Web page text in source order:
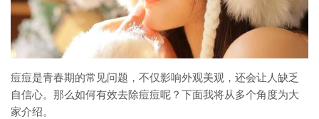
痘痘是青春期的常见问题，不仅影响外观美观，还会让人缺乏
自信心。那么如何有效去除痘痘呢？下面我将从多个角度为大
家介绍。